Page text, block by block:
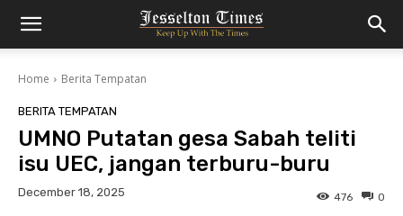
Home Berita Tempatan
BERITA TEMPATAN
UMNO Putatan gesa Sabah teliti
isu UEC, jangan terburu-buru
December 18, 2025 0
476